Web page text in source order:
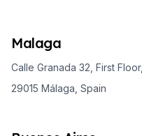
Malaga
Calle Granada 32, First Floor,
29015 Málaga, Spain